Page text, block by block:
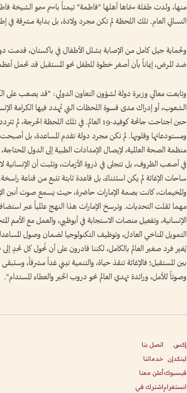
منها، ولدت طفلة سمّاها أهلها "فاطمة" تيمناً باسم سمو الشيخة
النسائي العام. تلك اللحظة لم تكن مجرد ولادة، بل بداية مشرقة في
ضد المرض، إيماناً بأن أصغر خطوة للطفل نحو المستقبل قد تحمل أعظم
وتابعت معالي وزيرة دولة لشؤون التعاون الدولي: "قد يصعب على
الشعوب، أو إدراك مدى قسوة اللحظات التي تُهدد فيها الكرامة
حين اجتاحت جائحة كوفيد-19 العالم. في تلك
ومستودعاتها وقلوبها. لم تكن مجرد دولة تقدم المساعدة، بل أصبحت
منظمة الصحة العالمية، لإيصال الإمدادات الطبية إلى الدول
في أصعب الظروف، بل تتجلى في ذروة الأزمات، وتثبت أن
ساحات الإغاثة لم يكن استثناءً، بل قاعدة ثابتة تنبع من قناعة
والمخيمات، كانت بصمة الإمارات حاضرة، حيث يسمع صوت أنين
الإنسانية، وتفعيل منصات الاستجابة في أبوظبي، والعمل مع الأمم
التمويل المناخي العادل، وتوظيف التكنولوجيا لضمان وصول
يُغير فرد صغير العالم بالكامل، لكننا قادرون على أن نُحول كل
بين المستقبل؛ فالإغاثة تنقذ حياة، والتنمية تبني غداً مشرقاً،
وصوتاً للأمل، ورائدة تهدي العالم نحو دروب الخير والعطاء المستدام".
إكس
لينكدإن
فيسبوك
انستغرام
اتصل بنا
خدماتنا
أعلن معنا
اشترك في